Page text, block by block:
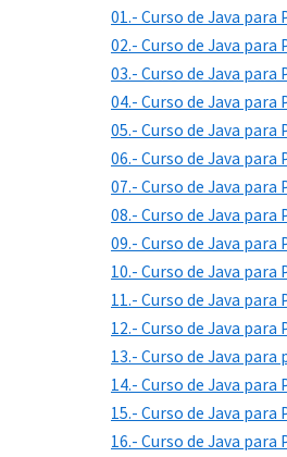
01.- Curso de Java
02.- Curso de Java
03.- Curso de Java
04.- Curso de Java
05.- Curso de Java
06.- Curso de Java
07.- Curso de Java
08.- Curso de Java
09.- Curso de Java
10.- Curso de Java
11.- Curso de Java
12.- Curso de Java
13.- Curso de Java
14.- Curso de Java
15.- Curso de Java
16.- Curso de Java